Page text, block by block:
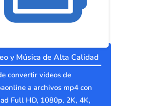
y Música de Alta Calidad
convertir videos de
a archivos mp4 con
Full HD, 1080p, 2K, 4K,